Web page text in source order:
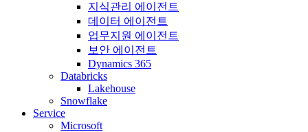
지식관리 에이전트
데이터 에이전트
업무지원 에이전트
보안 에이전트
Dynamics 365
Databricks
Lakehouse
Snowflake
Service
Microsoft